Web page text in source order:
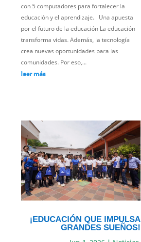
con 5 computadores para fortalecer la
educación y el aprendizaje. Una apuesta
por el futuro de la educación La educación
transforma vidas. Además, la tecnología
crea nuevas oportunidades para las
comunidades. Por eso,...
leer más
¡EDUCACIÓN QUE IMPULSA
GRANDES SUEÑOS!